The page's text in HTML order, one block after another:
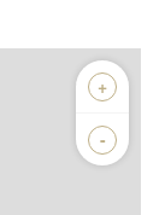
+
-
Biens vendus